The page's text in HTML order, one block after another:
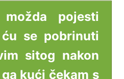
pojesti
se pobrinuti
sitog nakon
kući čekam s